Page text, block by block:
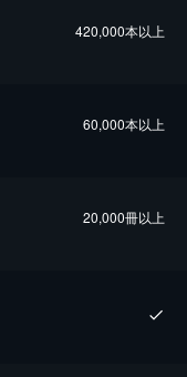
420,000本以上
60,000本以上
20,000冊以上